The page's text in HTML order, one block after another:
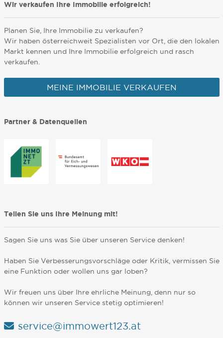
Wir verkaufen Ihre Immobilie erfolgreich!
Planen Sie, Ihre Immobilie zu verkaufen?
Wir haben österreichweit Spezialisten vor Ort, die den lokalen
Markt kennen und Ihre Immobilie erfolgreich und rasch
verkaufen.
MEINE IMMOBILIE VERKAUFEN
Partner & Datenquellen
Teilen Sie uns Ihre Meinung mit!
Sagen Sie uns was Sie über unseren Service denken!
Haben Sie Verbesserungsvorschläge oder Kritik, vermissen Sie
eine Funktion oder wollen uns gar loben?
Wir freuen uns über Ihre ehrliche Meinung, denn nur so
können wir unseren Service stetig optimieren!
service@immowert123.at